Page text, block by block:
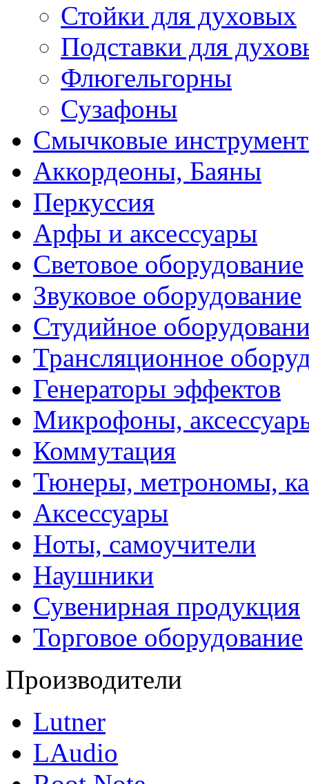
Стойки для духовых
Подставки для
Флюгельгорны
Сузафоны
Смычковые
Аккордеоны, Баяны
Перкуссия
Арфы и аксессуары
Световое оборудование
Звуковое оборудование
Студийное
Трансляционное
Генераторы эффектов
Микрофоны,
Коммутация
Тюнеры, метрономы,
Аксессуары
Ноты, самоучители
Наушники
Сувенирная продукция
Торговое оборудование
Производители
Lutner
LAudio